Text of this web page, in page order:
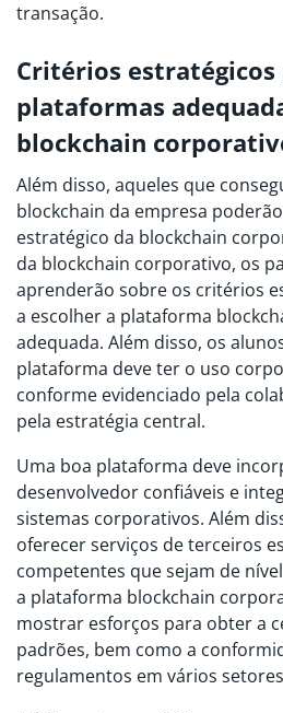
transação.
Critérios estratégicos
plataformas
blockchain
Além disso, aqueles que
blockchain da empresa
estratégico da blockchain
da blockchain corporativo, os
aprenderão sobre os critérios
a escolher a plataforma
adequada. Além disso, os
plataforma deve ter o uso
conforme evidenciado pela
pela estratégia central.
Uma boa plataforma deve
desenvolvedor confiáveis e
sistemas corporativos. Além
oferecer serviços de terceiros
competentes que sejam de
a plataforma blockchain
mostrar esforços para obter a
padrões, bem como a
regulamentos em vários